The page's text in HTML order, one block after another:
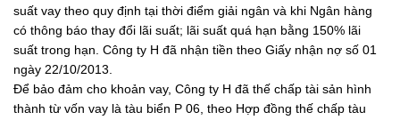
suất vay theo quy định tại thời điểm giải ngân và khi Ngân hàng
có thông báo thay đổi lãi suất; lãi suất quá hạn bằng 150% lãi
suất trong hạn. Công ty H đã nhận tiền theo Giấy nhận nợ số 01
ngày 22/10/2013.
Để bảo đảm cho khoản vay, Công ty H đã thế chấp tài sản hình
thành từ vốn vay là tàu biển P 06, theo Hợp đồng thế chấp tàu